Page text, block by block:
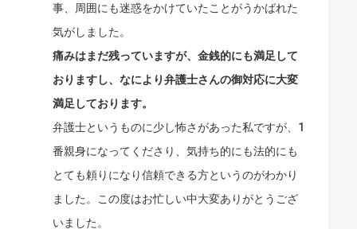
事、周囲にも迷惑をかけていたことがうかばれた
気がしました。
痛みはまだ残っていますが、金銭的にも満足して
おりますし、なにより弁護士さんの御対応に大変
満足しております。
弁護士というものに少し怖さがあった私ですが、1
番親身になってくださり、気持ち的にも法的にも
とても頼りになり信頼できる方というのがわかり
ました。この度はお忙しい中大変ありがとうござ
いました。